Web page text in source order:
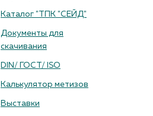
Каталог "ТПК "СЕЙД"
Документы для
скачивания
DIN/ ГОСТ/ ISO
Калькулятор метизов
Выставки